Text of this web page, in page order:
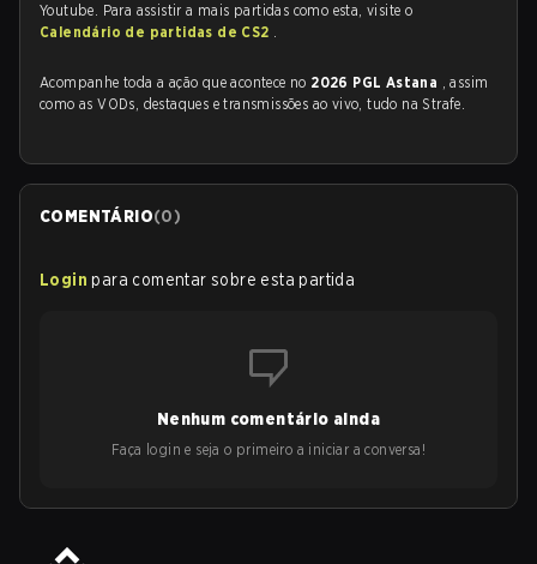
Youtube. Para assistir a mais partidas como esta, visite o
Calendário de partidas de CS2 .
Acompanhe toda a ação que acontece no 2026 PGL Astana , assim
como as VODs, destaques e transmissões ao vivo, tudo na Strafe.
COMENTÁRIO(0)
Login para comentar sobre esta partida
Nenhum comentário ainda
Faça login e seja o primeiro a iniciar a conversa!